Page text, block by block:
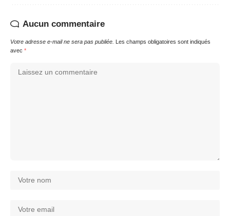
Aucun commentaire
Votre adresse e-mail ne sera pas publiée. Les champs obligatoires sont indiqués
avec *